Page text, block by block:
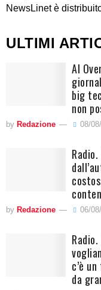
NewsLinet è
ULTIMI
AI
big
non
by Redazione 08/
by Redazione 06/
c’è
da